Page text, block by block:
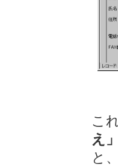
こ
え
と